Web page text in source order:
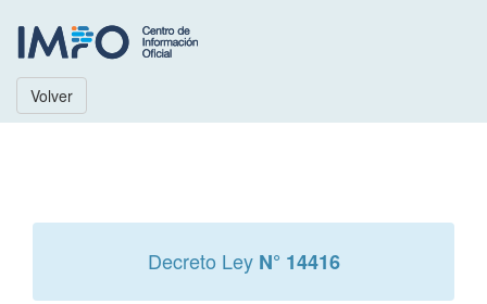
Volver
Decreto Ley N° 14416